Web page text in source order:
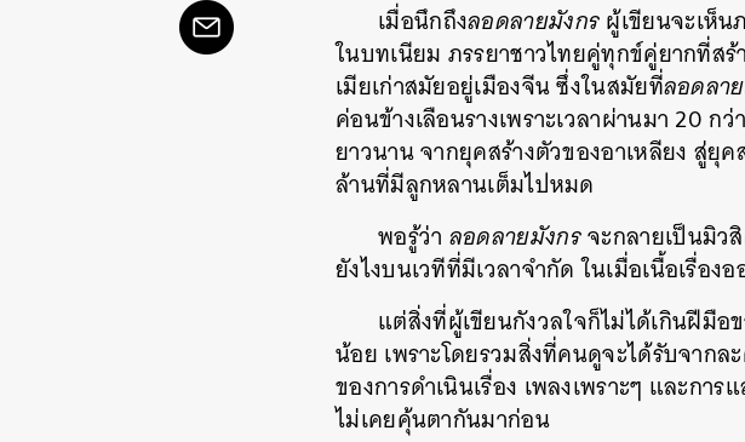
เมื่อนึกถึงลอดลายมังกรผู้เขียนจะเห็
ในบทเนียม ภรรยาชาวไทยคู่ทุกข์คู่ยากที่ส
เมียเก่าสมัยอยู่เมืองจีน ซึ่งในสมัยที่ลอดลา
ค่อนข้างเลือนรางเพราะเวลาผ่านมา 20
ยาวนาน จากยุคสร้างตัวของอาเหลียง สู่ยุ
ล้านที่มีลูกหลานเต็มไปหมด
พอรู้ว่า ลอดลายมังกรจะกลายเป็นมิว
ยังไงบนเวทีที่มีเวลาจำกัด ในเมื่อเนื้อเรื่อ
แต่สิ่งที่ผู้เขียนกังวลใจก็ไม่ได้เกินฝีมื
น้อย เพราะโดยรวมสิ่งที่คนดูจะได้รับจาก
ของการดำเนินเรื่อง เพลงเพราะๆ และก
ไม่เคยคุ้นตากันมาก่อน